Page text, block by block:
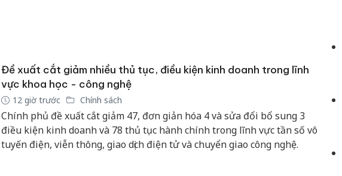
Đề xuất cắt giảm nhiều thủ tục, điều kiện kinh doanh trong lĩnh
vực khoa học - công nghệ
12 giờ trước Chính sách
Chính phủ đề xuất cắt giảm 47, đơn giản hóa 4 và sửa đổi bổ sung 3
điều kiện kinh doanh và 78 thủ tục hành chính trong lĩnh vực tần số vô
tuyến điện, viễn thông, giao dịch điện tử và chuyển giao công nghệ.